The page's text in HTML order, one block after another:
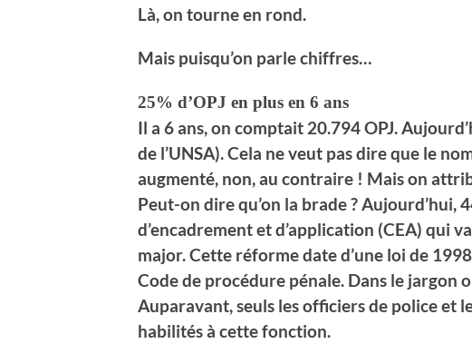
Là, on tourne en rond.
Mais puisqu’on parle chiffres…
25% d’OPJ en plus en 6 ans
Il a 6 ans, on comptait 20.794 OPJ.
de l’UNSA). Cela ne veut pas dire que le
augmenté, non, au contraire ! Mais on
Peut-on dire qu’on la brade ? Aujourd’hui,
d’encadrement et d’application (CEA) qui
major. Cette réforme date d’une loi de
Code de procédure pénale. Dans le jargon
Auparavant, seuls les officiers de police et
habilités à cette fonction.